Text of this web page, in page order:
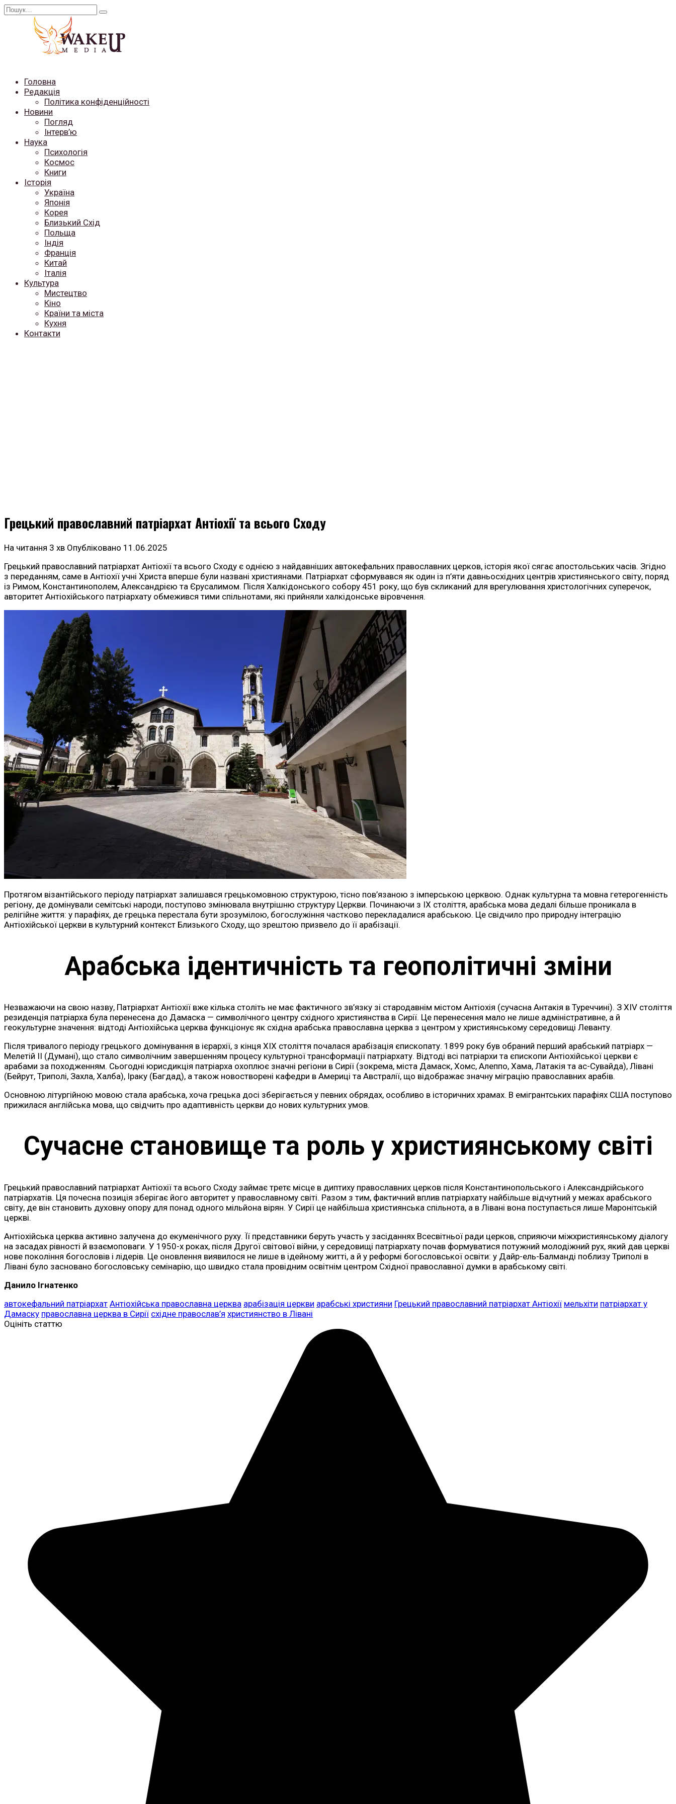
Перейти
Search
Головна
Редакція
Політика конфіденційності
Новини
Погляд
Інтерв’ю
Наука
Психологія
Космос
Книги
Історія
Україна
Японія
Корея
Близький Схід
Польща
Індія
Франція
Китай
Італія
Культура
Мистецтво
Кіно
Країни та міста
Кухня
Контакти
Грецький православний патріархат Антіохії та всього Сходу
На читання 3 хв Опубліковано 11.06.2025
Грецький православний патріархат Антіохії та всього Сходу є однією з найдавніших автокефальних православних церков, історія якої сягає апостольських часів. Згідно
з переданням, саме в Антіохії учні Христа вперше були названі християнами. Патріархат сформувався як один із п’яти давньосхідних центрів християнського світу, поряд
із Римом, Константинополем, Александрією та Єрусалимом. Після Халкідонського собору 451 року, що був скликаний для врегулювання христологічних суперечок,
авторитет Антіохійського патріархату обмежився тими спільнотами, які прийняли халкідонське віровчення.
Протягом візантійського періоду патріархат залишався грецькомовною структурою, тісно пов’язаною з імперською церквою. Однак культурна та мовна гетерогенність
регіону, де домінували семітські народи, поступово змінювала внутрішню структуру Церкви. Починаючи з IX століття, арабська мова дедалі більше проникала в
релігійне життя: у парафіях, де грецька перестала бути зрозумілою, богослужіння частково перекладалися арабською. Це свідчило про природну інтеграцію
Антіохійської церкви в культурний контекст Близького Сходу, що зрештою призвело до її арабізації.
Арабська ідентичність та геополітичні зміни
Незважаючи на свою назву, Патріархат Антіохії вже кілька століть не має фактичного зв’язку зі стародавнім містом Антіохія (сучасна Антакія в Туреччині). З XIV століття
резиденція патріарха була перенесена до Дамаска — символічного центру східного християнства в Сирії. Це перенесення мало не лише адміністративне, а й
геокультурне значення: відтоді Антіохійська церква функціонує як східна арабська православна церква з центром у християнському середовищі Леванту.
Після тривалого періоду грецького домінування в ієрархії, з кінця XIX століття почалася арабізація єпископату. 1899 року був обраний перший арабський патріарх —
Мелетій II (Думані), що стало символічним завершенням процесу культурної трансформації патріархату. Відтоді всі патріархи та єпископи Антіохійської церкви є
арабами за походженням. Сьогодні юрисдикція патріарха охоплює значні регіони в Сирії (зокрема, міста Дамаск, Хомс, Алеппо, Хама, Латакія та ас-Сувайда), Лівані
(Бейрут, Триполі, Захла, Халба), Іраку (Багдад), а також новостворені кафедри в Америці та Австралії, що відображає значну міграцію православних арабів.
Основною літургійною мовою стала арабська, хоча грецька досі зберігається у певних обрядах, особливо в історичних храмах. В емігрантських парафіях США поступово
прижилася англійська мова, що свідчить про адаптивність церкви до нових культурних умов.
Сучасне становище та роль у християнському світі
Грецький православний патріархат Антіохії та всього Сходу займає третє місце в диптиху православних церков після Константинопольського і Александрійського
патріархатів. Ця почесна позиція зберігає його авторитет у православному світі. Разом з тим, фактичний вплив патріархату найбільше відчутний у межах арабського
світу, де він становить духовну опору для понад одного мільйона вірян. У Сирії це найбільша християнська спільнота, а в Лівані вона поступається лише Маронітській
церкві.
Антіохійська церква активно залучена до екуменічного руху. Її представники беруть участь у засіданнях Всесвітньої ради церков, сприяючи міжхристиянському діалогу
на засадах рівності й взаємоповаги. У 1950-х роках, після Другої світової війни, у середовищі патріархату почав формуватися потужний молодіжний рух, який дав церкві
нове покоління богословів і лідерів. Це оновлення виявилося не лише в ідейному житті, а й у реформі богословської освіти: у Дайр-ель-Балманді поблизу Триполі в
Лівані було засновано богословську семінарію, що швидко стала провідним освітнім центром Східної православної думки в арабському світі.
Данило Ігнатенко
автокефальний патріархат Антіохійська православна церква арабізація церкви арабські християни Грецький православний патріархат Антіохії мельхіти патріархат у
Дамаску православна церква в Сирії східне православ’я християнство в Лівані
Оцініть статтю